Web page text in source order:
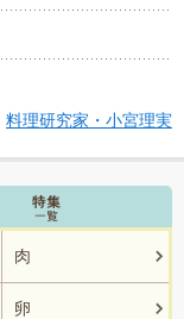
料理研究家・小宮理実
肉
卵